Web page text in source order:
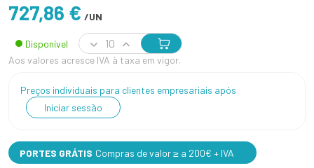
727,86 € /UN
Disponível
Aos valores acresce IVA à taxa em vigor.
Preços individuais para clientes empresariais após
Iniciar sessão
PORTES GRÁTIS Compras de valor ≥ a 200€ + IVA